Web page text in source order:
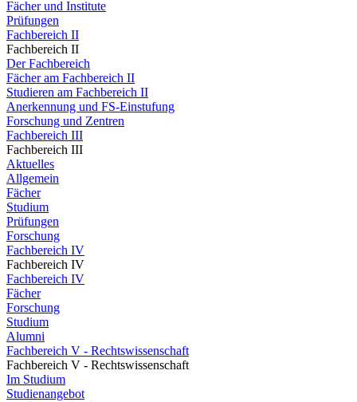
Fächer und Institute
Prüfungen
Fachbereich II
Fachbereich II
Der Fachbereich
Fächer am Fachbereich II
Studieren am Fachbereich II
Anerkennung und FS-Einstufung
Forschung und Zentren
Fachbereich III
Fachbereich III
Aktuelles
Allgemein
Fächer
Studium
Prüfungen
Forschung
Fachbereich IV
Fachbereich IV
Fachbereich IV
Fächer
Forschung
Studium
Alumni
Fachbereich V - Rechtswissenschaft
Fachbereich V - Rechtswissenschaft
Im Studium
Studienangebot